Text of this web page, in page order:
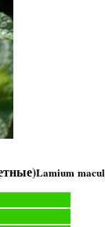
Lamium